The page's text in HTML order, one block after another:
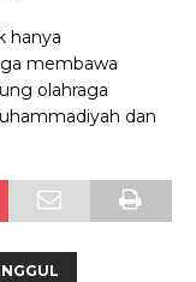
hanya
membawa
olahraga
dan